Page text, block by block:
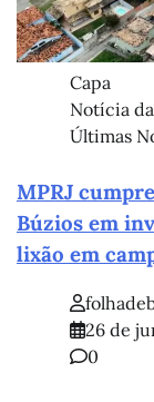
Capa
Notícia
Últimas
MPRJ
Búzios em
lixão em
26 de
0